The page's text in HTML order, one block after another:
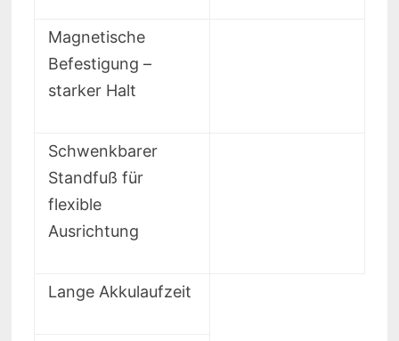
Magnetische
Befestigung –
starker Halt
Schwenkbarer
Standfuß für
flexible
Ausrichtung
Lange Akkulaufzeit